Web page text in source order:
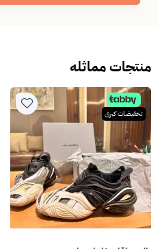
منتجات مماثله
تخفيضات كبرى